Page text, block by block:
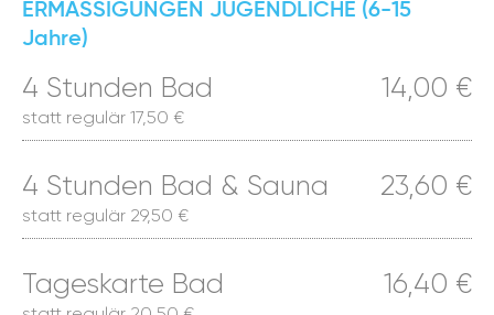
ERMÄSSIGUNGEN JUGENDLICHE (6-15
Jahre)
4 Stunden Bad 14,00 €
statt regulär 17,50 €
4 Stunden Bad & Sauna 23,60 €
statt regulär 29,50 €
Tageskarte Bad 16,40 €